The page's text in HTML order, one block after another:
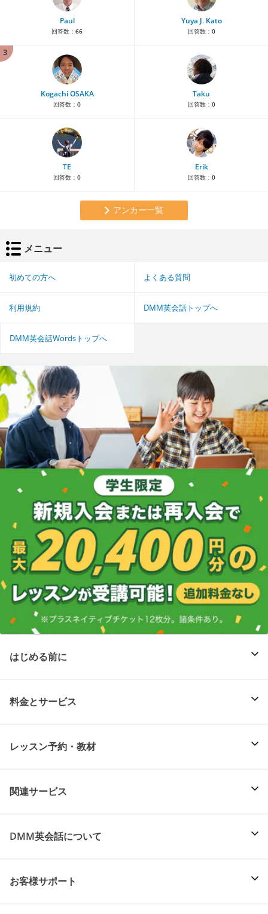
Paul
回答数： 66
Yuya J. Kato
回答数： 0
3
Kogachi OSAKA
回答数： 0
Taku
回答数： 0
TE
回答数： 0
Erik
回答数： 0
アンカー一覧
メニュー
初めての方へ よくある質問
利用規約 DMM英会話トップへ
DMM英会話Wordsトップへ
はじめる前に
料金とサービス
レッスン予約・教材
関連サービス
DMM英会話について
お客様サポート